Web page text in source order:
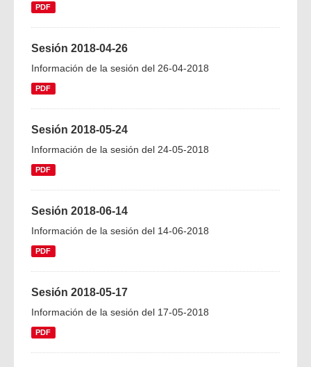
PDF
Sesión 2018-04-26
Información de la sesión del 26-04-2018
PDF
Sesión 2018-05-24
Información de la sesión del 24-05-2018
PDF
Sesión 2018-06-14
Información de la sesión del 14-06-2018
PDF
Sesión 2018-05-17
Información de la sesión del 17-05-2018
PDF